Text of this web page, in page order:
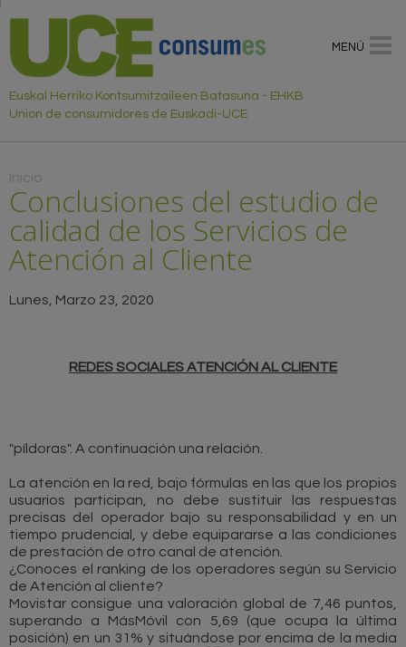
Euskal Herriko Kontsumitzaileen Batasuna - EHKB
Union de consumidores de Euskadi-UCE
Usted está aquí
Inicio
Conclusiones del estudio de
calidad de los Servicios de
Atención al Cliente
Lunes, Marzo 23, 2020
REDES SOCIALES ATENCIÓN AL CLIENTE
"píldoras". A continuación una relación.
La atención en la red, bajo fórmulas en las que los propios
usuarios participan, no debe sustituir las respuestas
precisas del operador bajo su responsabilidad y en un
tiempo prudencial, y debe equipararse a las condiciones
de prestación de otro canal de atención.
¿Conoces el ranking de los operadores según su Servicio
de Atención al cliente?
Movistar consigue una valoración global de 7,46 puntos,
superando a MásMóvil con 5,69 (que ocupa la última
posición) en un 31% y situándose por encima de la media
MENÚ